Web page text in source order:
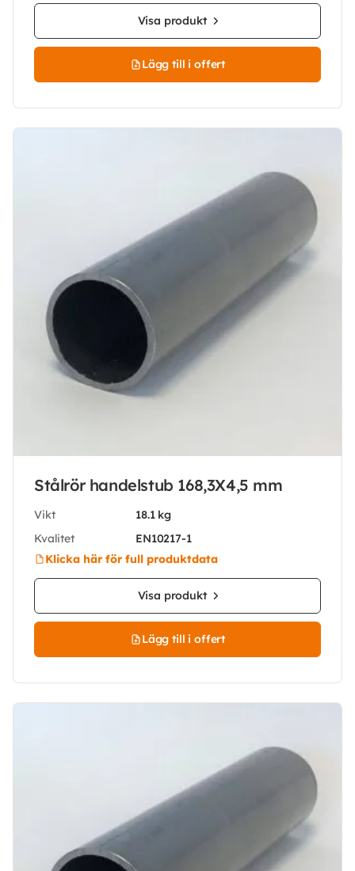
Visa produkt
Lägg till i offert
Stålrör handelstub 168,3X4,5 mm
Vikt
18.1 kg
Kvalitet
EN10217-1
Klicka här för full produktdata
Visa produkt
Lägg till i offert